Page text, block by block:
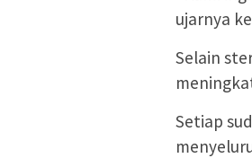
ujarnya
Selain
Setiap